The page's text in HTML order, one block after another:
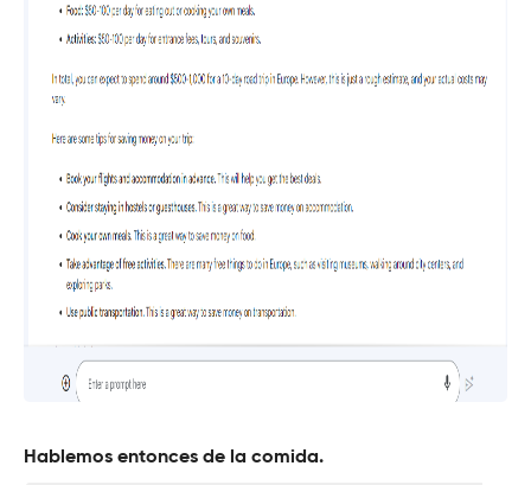
Hablemos entonces de la comida.